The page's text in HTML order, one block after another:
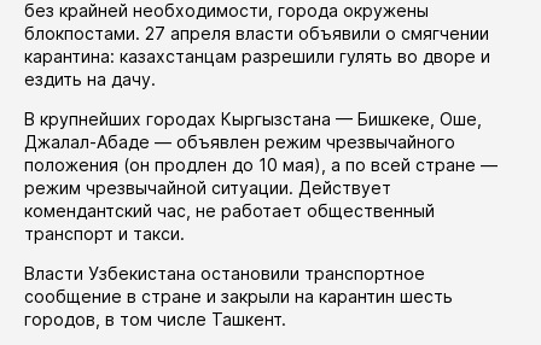
без крайней необходимости, города окружены
блокпостами. 27 апреля власти объявили о смягчении
карантина: казахстанцам разрешили гулять во дворе и
ездить на дачу.
В крупнейших городах Кыргызстана — Бишкеке, Оше,
Джалал-Абаде — объявлен режим чрезвычайного
положения (он продлен до 10 мая), а по всей стране —
режим чрезвычайной ситуации. Действует
комендантский час, не работает общественный
транспорт и такси.
Власти Узбекистана остановили транспортное
сообщение в стране и закрыли на карантин шесть
городов, в том числе Ташкент.